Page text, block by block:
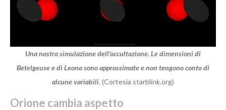
Una nostra simulazione dell’occultazione. Le dimensioni di
Betelgeuse e di Leona sono approssimate e non tengono conto di
alcune variabili. (Cortesia starblink.org)
Orione cambia aspetto